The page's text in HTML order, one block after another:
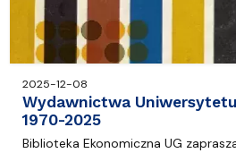
2025-12-08
Wydawnictwa
1970-2025
Biblioteka Ekonomiczna UG